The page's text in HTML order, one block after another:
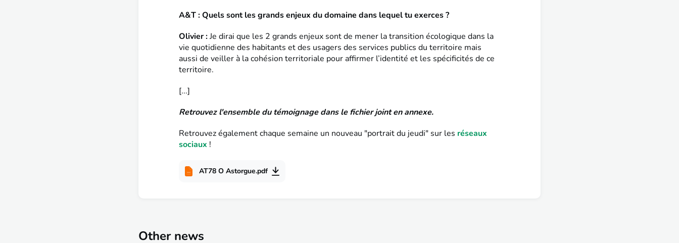
A&T : Quels sont les grands enjeux du domaine dans lequel tu exerces ?
Olivier :Je dirai que les 2 grands enjeux sont de mener la transition écologique dans la
vie quotidienne des habitants et des usagers des services publics du territoire mais
aussi de veiller à la cohésion territoriale pour affirmer l’identité et les spécificités de ce
territoire.
[...]
Retrouvez l'ensemble du témoignage dans le fichier joint en annexe.
Retrouvez également chaque semaine un nouveau "portrait du jeudi" sur les réseaux
sociaux !
AT78 O Astorgue.pdf
Other news